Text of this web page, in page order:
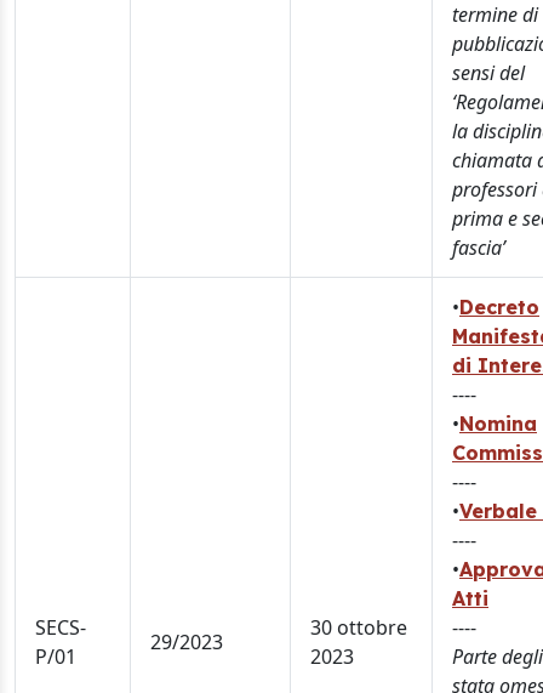
termine di
sensi del
la
chiamata
professori
prima e
fascia’
SECS-
P/01
29/2023
30 ottobre
2023
•Decreto
di
----
•Nomina
----
•Verbale
----
•
Atti
----
Parte
stata